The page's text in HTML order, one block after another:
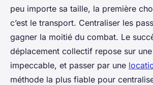
peu importe sa taille, la première
c’est le transport. Centraliser les
gagner la moitié du combat. Le
déplacement collectif repose sur
impeccable, et passer par une
méthode la plus fiable pour